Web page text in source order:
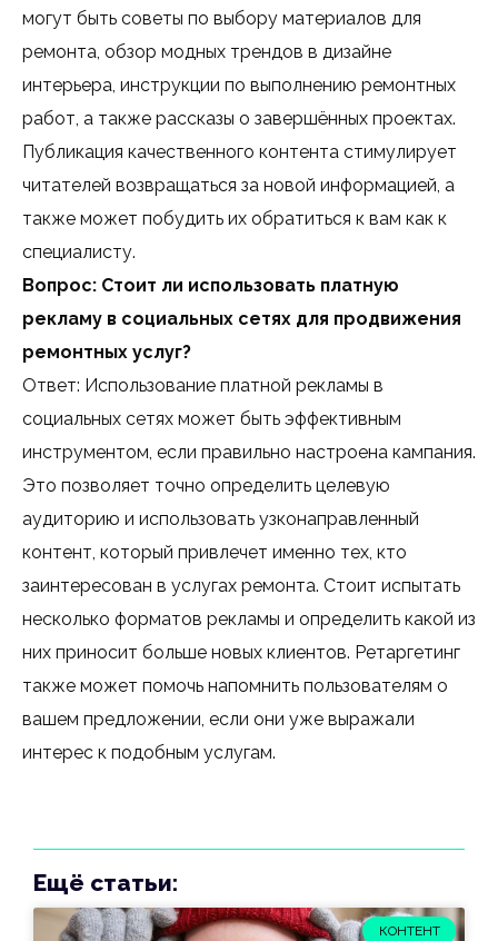
могут быть советы по выбору материалов для
ремонта, обзор модных трендов в дизайне
интерьера, инструкции по выполнению ремонтных
работ, а также рассказы о завершённых проектах.
Публикация качественного контента стимулирует
читателей возвращаться за новой информацией, а
также может побудить их обратиться к вам как к
специалисту.
Вопрос: Стоит ли использовать платную
рекламу в социальных сетях для продвижения
ремонтных услуг?
Ответ: Использование платной рекламы в
социальных сетях может быть эффективным
инструментом, если правильно настроена кампания.
Это позволяет точно определить целевую
аудиторию и использовать узконаправленный
контент, который привлечет именно тех, кто
заинтересован в услугах ремонта. Стоит испытать
несколько форматов рекламы и определить какой из
них приносит больше новых клиентов. Ретаргетинг
также может помочь напомнить пользователям о
вашем предложении, если они уже выражали
интерес к подобным услугам.
Ещё статьи:
КОНТЕНТ